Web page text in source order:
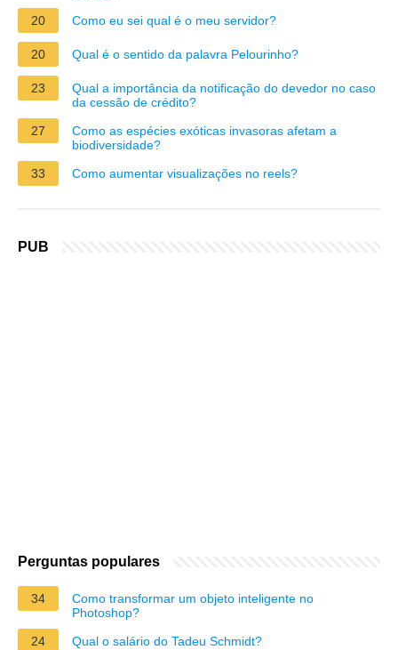
20
Como eu sei qual é o meu servidor?
20 Qual é o sentido da palavra Pelourinho?
23
Qual a importância da notificação do devedor no caso
da cessão de crédito?
27
Como as espécies exóticas invasoras afetam a
biodiversidade?
33
Como aumentar visualizações no reels?
PUB
Perguntas populares
34
Como transformar um objeto inteligente no
Photoshop?
24
Qual o salário do Tadeu Schmidt?